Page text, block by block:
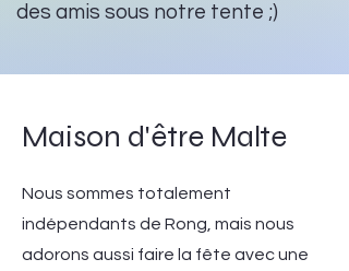
des amis sous notre tente ;)
Maison d'être Malte
Nous sommes totalement
indépendants de Rong, mais nous
adorons aussi faire la fête avec une